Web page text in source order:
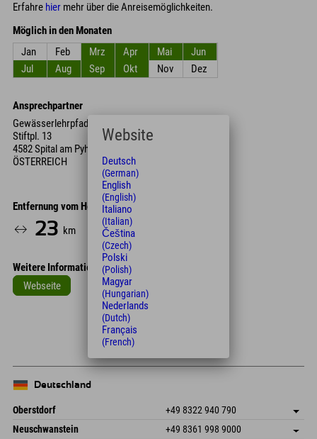
Erfahre hier mehr über die Anreisemöglichkeiten.
Möglich in den Monaten
Jan
Feb Mrz Apr Mai
Jun
Jul
Aug Sep Okt Nov Dez
Ansprechpartner
Gewässerlehrpfad Pyhrn Priel
Stiftpl. 13
4582 Spital am Pyhrn
ÖSTERREICH
Entfernung vom Hotel
23 km 25
Weitere Informationen
Webseite
Leaflet
Deutschland
Oberstdorf +49 8322 940 790
An der Breitach 3
Adresse speichern
Neuschwanstein +49 8361 998 9000
Website
Deutsch
(German)
English
(English)
Italiano
(Italian)
Čeština
(Czech)
Polski
(Polish)
Magyar
(Hungarian)
Nederlands
(Dutch)
Français
(French)